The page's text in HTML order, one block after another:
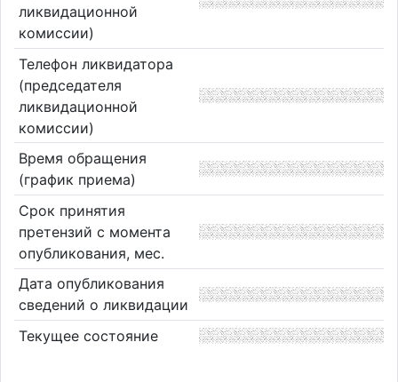
ликвидационной
комиссии)
Телефон ликвидатора
(председателя
ликвидационной
комиссии)
Время обращения
(график приема)
Срок принятия
претензий с момента
опубликования, мес.
Дата опубликования
сведений о ликвидации
Текущее состояние